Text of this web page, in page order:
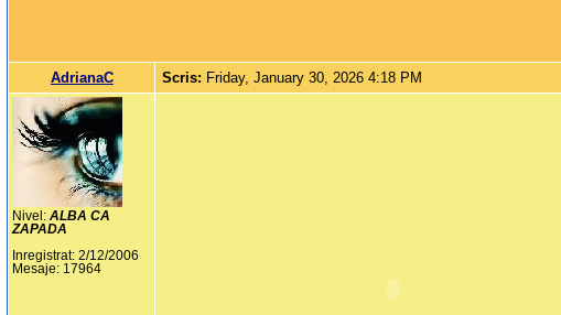
AdrianaC Scris: Friday, January 30, 2026 4:18 PM
Nivel:ALBA CA
ZAPADA
Inregistrat: 2/12/2006
Mesaje: 17964